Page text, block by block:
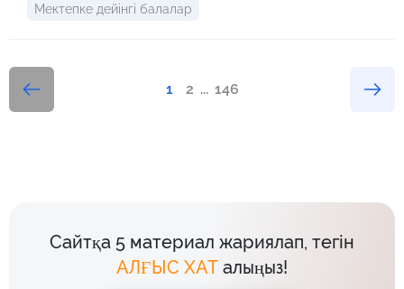
Мектепке дейінгі балалар
1 2 ... 146
Сайтқа 5 материал жариялап, тегін
АЛҒЫС ХАТ алыңыз!